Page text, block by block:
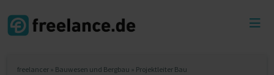
freelancer » Bauwesen und Bergbau » Projektleiter Bau